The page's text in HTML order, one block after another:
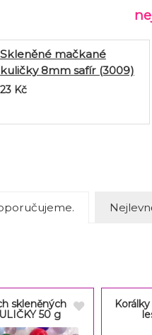
Skleněné mačkané
kuličky 8mm safír (3009)
lesk 28ks
23 Kč
skleněných
50 g